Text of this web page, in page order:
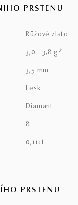
PRSTENU
růžové zlato
3,0 - 3,8 g*
3,5 mm
lesk
Diamant
8
0,11ct
–
–
PRSTENU